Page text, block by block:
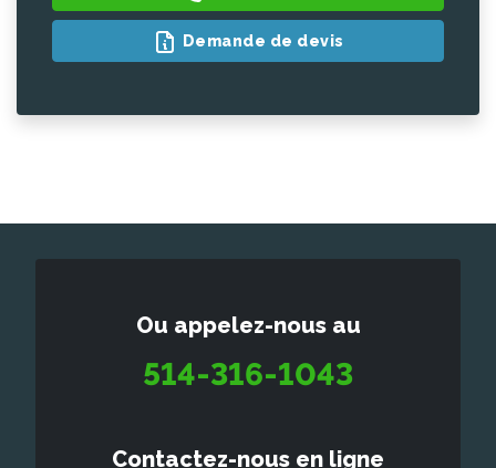
Demande de devis
Ou appelez-nous au
514-316-1043
Contactez-nous en ligne